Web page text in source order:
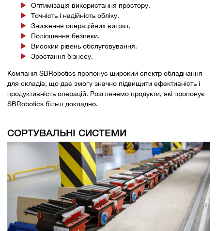
Оптимізація використання простору.
Точність і надійність обліку.
Зниження операційних витрат.
Поліпшення безпеки.
Високий рівень обслуговування.
Зростання бізнесу.
Компанія SBRobotics пропонує широкий спектр обладнання
для складів, що дає змогу значно підвищити ефективність і
продуктивність операцій. Розглянемо продукти, які пропонує
SBRobotics більш докладно.
СОРТУВАЛЬНІ СИСТЕМИ